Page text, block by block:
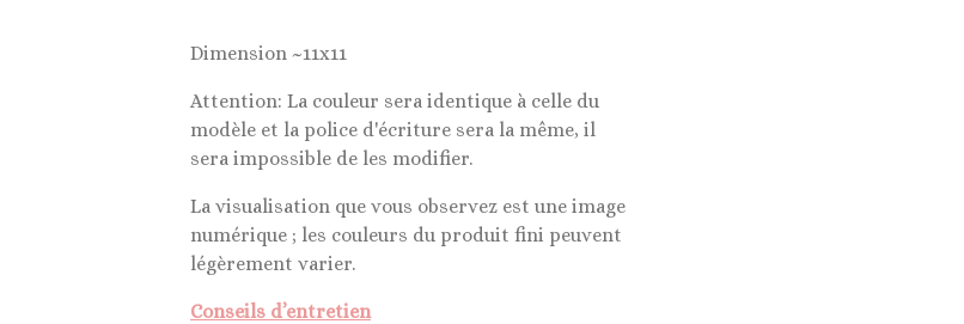
Dimension ~11x11
Attention: La couleur sera identique à celle du
modèle et la police d'écriture sera la même, il
sera impossible de les modifier.
La visualisation que vous observez est une image
numérique ; les couleurs du produit fini peuvent
légèrement varier.
Conseils d’entretien